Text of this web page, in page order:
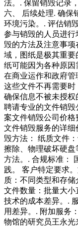
法。. 保留销毁记录
六、 后续处理. 确保
环境污染。. 评估销
参与销毁的人员进
毁的方法及注意事
域，图纸是极其重
纸可能因为各种原
在商业运作和政府
这些文件不再需要
确保信息不被未授
聘请专业的文件销
案文件销毁公司价
文件销毁服务的详
毁方法： 纸质文件
擦除、物理破坏硬
方法。. 合规标准：
践。 客户特定要求
质：不同类型和存
文件数量：批量大
技术的成本差异。.
用差异。. 附加服务
物馆的研究员王永光